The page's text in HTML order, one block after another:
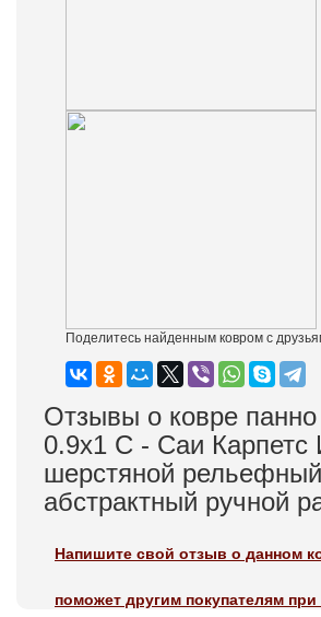
Поделитесь найденным ковром с
Отзывы о ковре
0.9x1 С - Саи Карпетс
шерстяной рельефный
абстрактный ручной
Напишите свой отзыв о данном
поможет другим покупателям